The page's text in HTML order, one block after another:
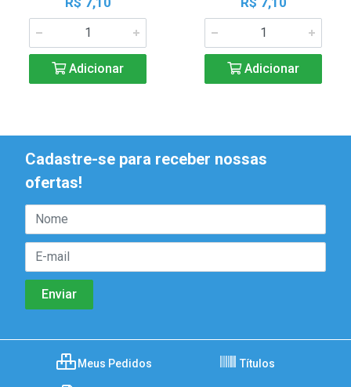
Adicionar Adicionar
Cadastre-se para receber nossas
ofertas!
Meus Pedidos Títulos